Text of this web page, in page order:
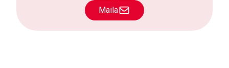
Maila